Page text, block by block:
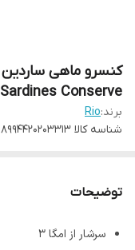
Sardines Conserve
برند:Rio
شناسه کالا 8994420203313
توضیحات
سرشار از امگا 3